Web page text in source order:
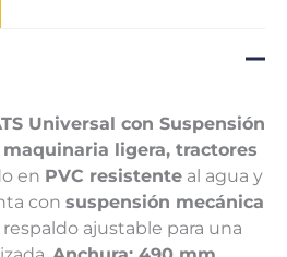
Universal con Suspensión
maquinaria ligera, tractores
en PVC resistente al agua y
con suspensión mecánica
respaldo ajustable para una